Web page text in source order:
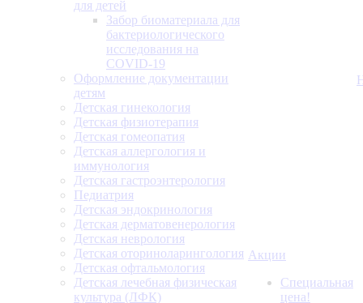
для детей
Забор биоматериала для
бактериологического
исследования на
COVID-19
Оформление документации
детям
Детская гинекология
Детская физиотерапия
Детская гомеопатия
Детская аллергология и
иммунология
Детская гастроэнтерология
Педиатрия
Детская эндокринология
Детская дерматовенерология
Детская неврология
Детская оториноларингология
Детская офтальмология
Детская лечебная физическая
культура (ЛФК)
Акции
Специальная
цена!